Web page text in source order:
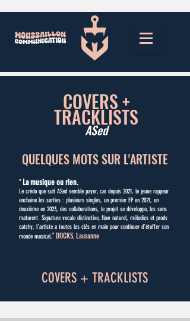
COVERS +
TRACKLISTS
ASed
QUELQUES MOTS SUR L'ARTISTE
" La musique ou rien.
Le crédo que suit ASed semble payer, car depuis 2021, le jeune rappeur
enchaine les sorties : plusieurs singles, un premier EP en 2021, un
deuxième en 2023, des collaborations, le projet se développe, les sons
maturent. Signature vocale distinctive, flow naturel, mélodies et prods
catchy, l’artiste a toutes les clés en main pour continuer d’étoffer son
monde musical." DOCKS, Lausanne
COVERS + TRACKLISTS